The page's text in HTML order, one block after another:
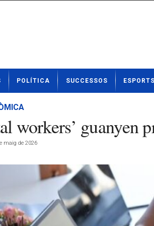
POLÍTICA SUCCESSOS ESPORTS
workers’ guanyen
maig de 2026